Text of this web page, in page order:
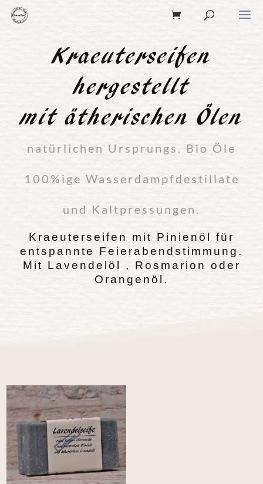
Kraeuterseifen
hergestellt
mit ätherischen Ölen
natürlichen Ursprungs. Bio Öle
100%ige Wasserdampfdestillate
und Kaltpressungen.
Kraeuterseifen mit Pinienöl für
entspannte Feierabendstimmung.
Mit Lavendelöl , Rosmarion oder
Orangenöl.